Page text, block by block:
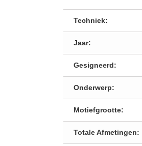
Techniek:
Jaar:
Gesigneerd:
Onderwerp:
Motiefgrootte:
Totale Afmetingen: